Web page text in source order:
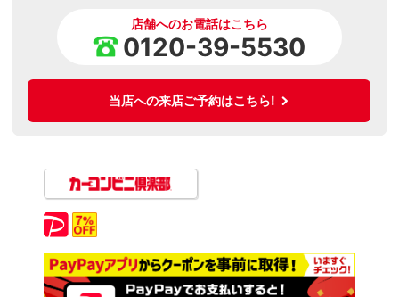
店舗へのお電話はこちら
0120-39-5530
当店への来店ご予約はこちら!